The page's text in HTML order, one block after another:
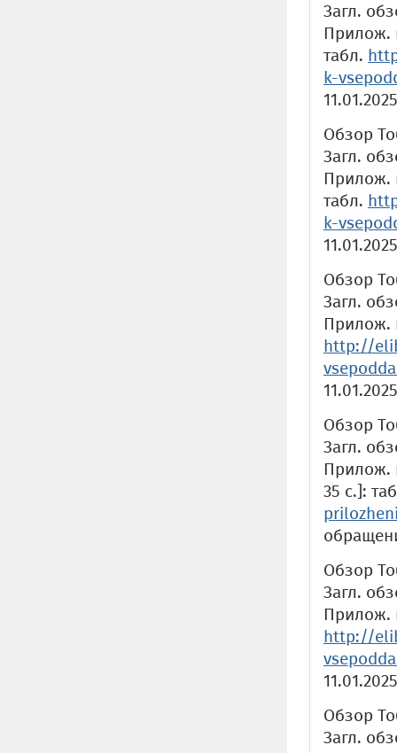
Загл.
Прилож.
табл.
k-
Обзор
Загл.
Прилож.
табл.
k-
Обзор
Загл.
Прилож.
http://
Обзор
Загл.
Прилож.
35 с.]:
Обзор
Загл.
Прилож.
http://
Обзор
Загл.